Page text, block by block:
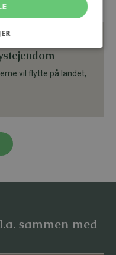
vil flytte på landet,
sammen med